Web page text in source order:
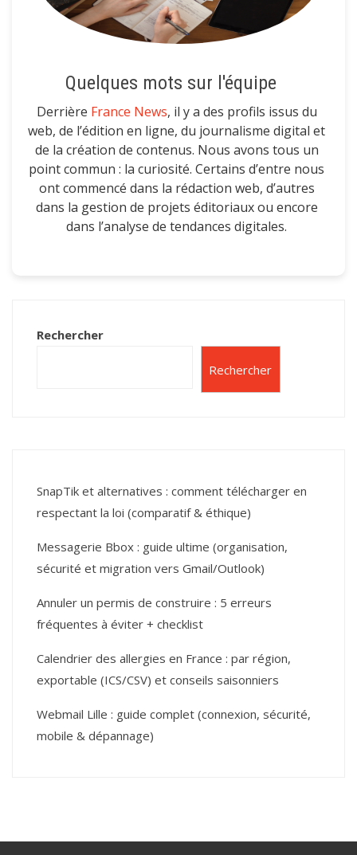
Quelques mots sur l'équipe
Derrière France News, il y a des profils issus du
web, de l’édition en ligne, du journalisme digital et
de la création de contenus. Nous avons tous un
point commun : la curiosité. Certains d’entre nous
ont commencé dans la rédaction web, d’autres
dans la gestion de projets éditoriaux ou encore
dans l’analyse de tendances digitales.
Rechercher
Rechercher
SnapTik et alternatives : comment télécharger en
respectant la loi (comparatif & éthique)
Messagerie Bbox : guide ultime (organisation,
sécurité et migration vers Gmail/Outlook)
Annuler un permis de construire : 5 erreurs
fréquentes à éviter + checklist
Calendrier des allergies en France : par région,
exportable (ICS/CSV) et conseils saisonniers
Webmail Lille : guide complet (connexion, sécurité,
mobile & dépannage)